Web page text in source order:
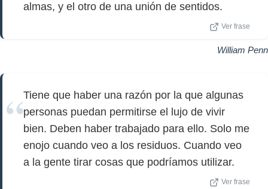
almas, y el otro de una unión de sentidos.
Ver frase
William Penn
Tiene que haber una razón por la que algunas
personas puedan permitirse el lujo de vivir
bien. Deben haber trabajado para ello. Solo me
enojo cuando veo a los residuos. Cuando veo
a la gente tirar cosas que podríamos utilizar.
Ver frase